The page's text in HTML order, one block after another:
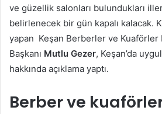
ve güzellik salonları bulundukları
belirlenecek bir gün kapalı kalacak.
yapan Keşan Berberler ve Kuaförler
Başkanı Mutlu Gezer, Keşan’da
hakkında açıklama yaptı.
Berber ve